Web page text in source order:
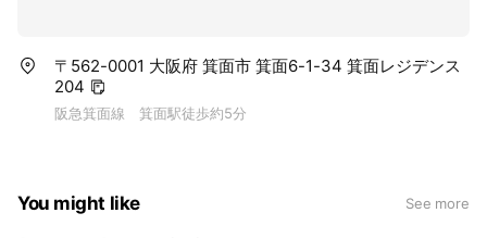
〒562-0001 大阪府 箕面市 箕面6-1-34 箕面レジデンス
204
阪急箕面線 箕面駅徒歩約5分
You might like See more